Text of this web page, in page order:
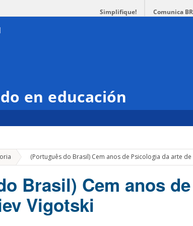
Simplifique! Comunica BR
en educación
» (Português do Brasil) Cem anos de Psicologia da arte de
Brasil) Cem anos
Vigotski